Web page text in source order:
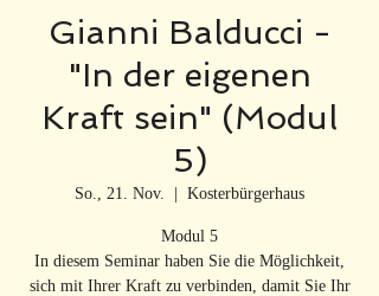
Gianni Balducci -
"In der eigenen
Kraft sein" (Modul
5)
So., 21. Nov. Kosterbürgerhaus
Modul 5
In diesem Seminar haben Sie die Möglichkeit,
sich mit Ihrer Kraft zu verbinden, damit Sie Ihr